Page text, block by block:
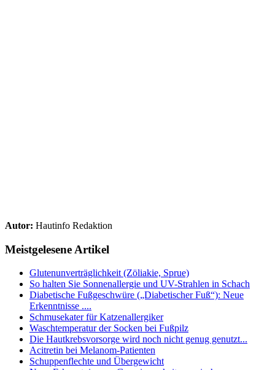
Autor: Hautinfo Redaktion
Meistgelesene Artikel
Glutenunverträglichkeit (Zöliakie, Sprue)
So halten Sie Sonnenallergie und UV-Strahlen in Schach
Diabetische Fußgeschwüre („Diabetischer Fuß“): Neue
Erkenntnisse ....
Schmusekater für Katzenallergiker
Waschtemperatur der Socken bei Fußpilz
Die Hautkrebsvorsorge wird noch nicht genug genutzt...
Acitretin bei Melanom-Patienten
Schuppenflechte und Übergewicht